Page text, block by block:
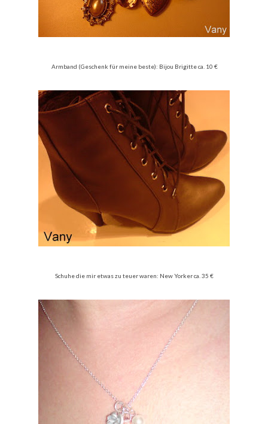
Armband (Geschenk für meine beste): Bijou Brigitte ca. 10 €
Schuhe die mir etwas zu teuer waren: New Yorker ca. 35 €